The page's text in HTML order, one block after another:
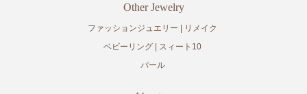
Other Jewelry
ファッションジュエリー
リメイク
ベビーリング
スィート10
パール